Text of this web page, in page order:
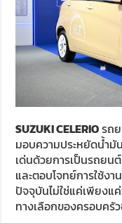
SUZUKI CELERIOรถ
มอบความประหยัดน้ำมั
เด่นด้วยการเป็นรถยน
และตอบโจทย์การใช้ง
ปัจจุบันไม่ใช่แค่เพียงแ
ทางเลือกของครอบครั